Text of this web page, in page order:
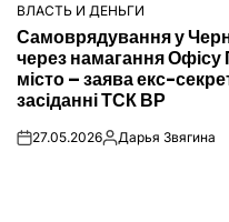
ОПУБЛІКУВАТИ
У
ВЛАСТЬ И ДЕНЬГИ
Самоврядування у
через намагання
місто – заява екс-
засіданні ТСК ВР
on27.05.2026Опубліковано
Дарья Звягина